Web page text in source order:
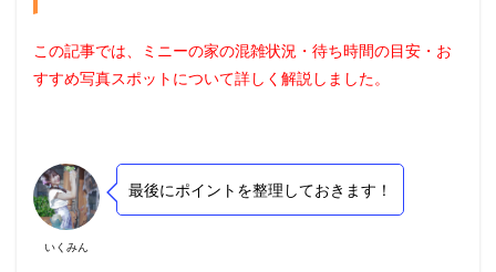
この記事では、ミニーの家の混雑状況・待ち時間の目安・お
すすめ写真スポットについて詳しく解説しました。
いくみん
最後にポイントを整理しておきます！